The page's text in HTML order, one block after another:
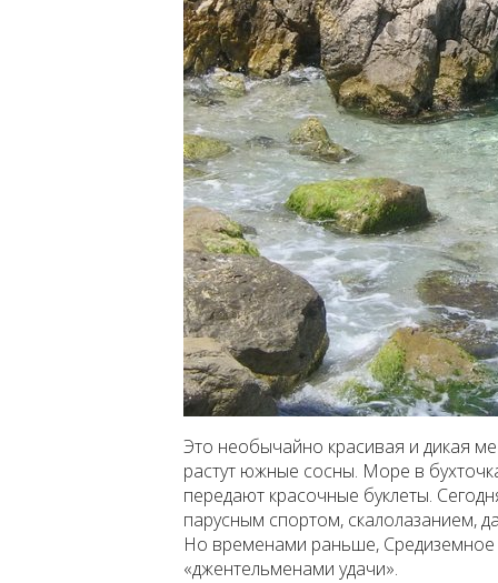
Это необычайно красивая и дикая
растут южные сосны. Море в
передают красочные буклеты.
парусным спортом, скалолазанием,
Но временами раньше,
«джентельменами удачи».